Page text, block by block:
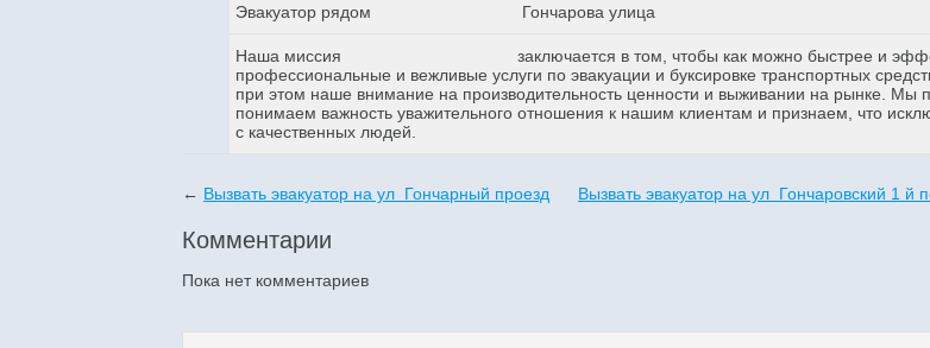
Эвакуатор рядом Гончарова улица
Наша миссия
заключается в том, чтобы как можно быстрее и
профессиональные и вежливые услуги по эвакуации и буксировке транспортных
при этом наше внимание на производительность ценности и выживании на рынке.
понимаем важность уважительного отношения к нашим клиентам и признаем, что
с качественных людей.
← Вызвать эвакуатор на ул Гончарный проезд Вызвать эвакуатор на ул Гончаровский 1 й
Комментарии
Пока нет комментариев